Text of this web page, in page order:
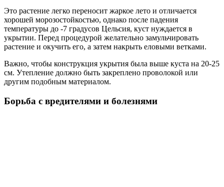
Это растение легко переносит жаркое лето и отличается
хорошей морозостойкостью, однако после падения
температуры до -7 градусов Цельсия, куст нуждается в
укрытии. Перед процедурой желательно замульчировать
растение и окучить его, а затем накрыть еловыми ветками.
Важно, чтобы конструкция укрытия была выше куста на 20-25
см. Утепление должно быть закреплено проволокой или
другим подобным материалом.
Борьба с вредителями и болезнями